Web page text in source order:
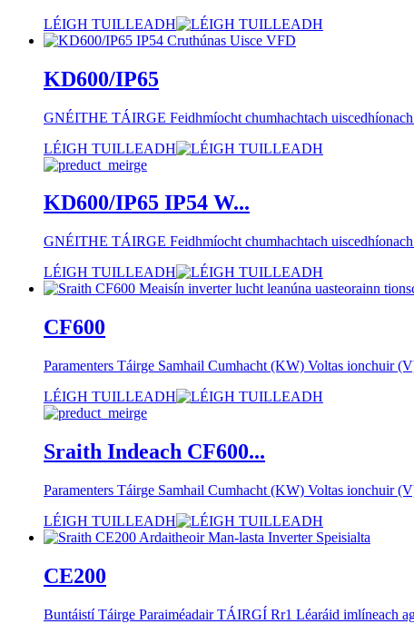
LÉIGH TUILLEADH
KD600/IP65
GNÉITHE TÁIRGE Feidhmíocht chumhachtach
LÉIGH TUILLEADH
KD600/IP65 IP54 W...
GNÉITHE TÁIRGE Feidhmíocht chumhachtach
LÉIGH TUILLEADH
CF600
Paramenters Táirge Samhail Cumhacht (KW) Voltas ionchuir
LÉIGH TUILLEADH
Sraith Indeach CF600...
Paramenters Táirge Samhail Cumhacht (KW) Voltas ionchuir
LÉIGH TUILLEADH
CE200
Buntáistí Táirge Paraiméadair TÁIRGÍ Rr1 Léaráid